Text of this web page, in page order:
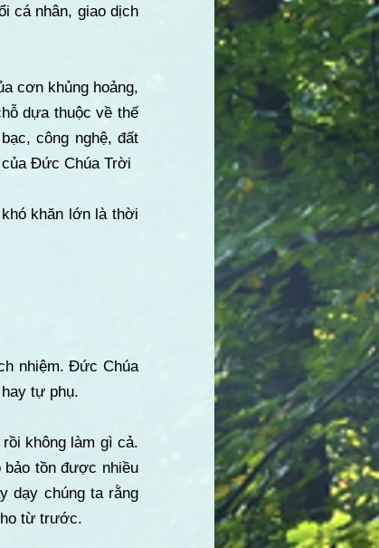
cá nhân, giao dịch
cơn khủng hoảng,
dựa thuộc về thế
công nghệ, đất
Đức Chúa Trời
khăn lớn là thời
nhiệm. Đức Chúa
tự phụ.
không làm gì cả.
tồn được nhiều
dạy chúng ta rằng
từ trước.